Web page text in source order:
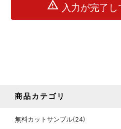
warning 入力が完了
商品カテゴリ
無料カットサンプル(24)